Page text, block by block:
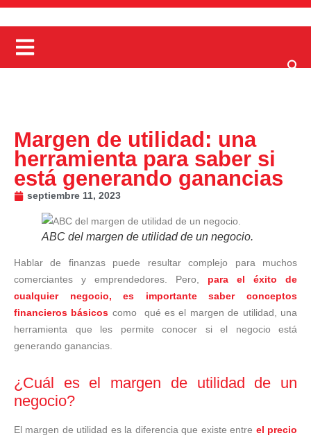
Margen de utilidad: una
herramienta para saber si
está generando ganancias
septiembre 11, 2023
ABC del margen de utilidad de un negocio.
Hablar de finanzas puede resultar complejo para muchos
comerciantes y emprendedores. Pero, para el éxito de
cualquier negocio, es importante saber conceptos
financieros básicos como qué es el margen de utilidad , una
herramienta que les permite conocer si el negocio está
generando ganancias.
¿Cuál es el margen de utilidad de un
negocio?
El margen de utilidad es la diferencia que existe entre el precio